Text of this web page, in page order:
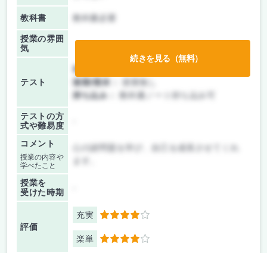
教科書 教科書必要
授業の雰囲
気
テスト
前期/中間：
後期/期末：
授業無し
持ち込み：
教科書ノート持ち込み可
テストの方
式や難易度
コメント
授業の内容や
学べたこと
授業を
受けた時期
評価
充実 4
楽単 4
続きを見る（無料）